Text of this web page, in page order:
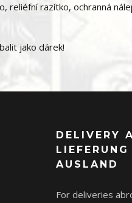
reliéfní razítko, ochranná
jako dárek!
DELIVERY
LIEFERUNG
AUSLAND
For deliveries